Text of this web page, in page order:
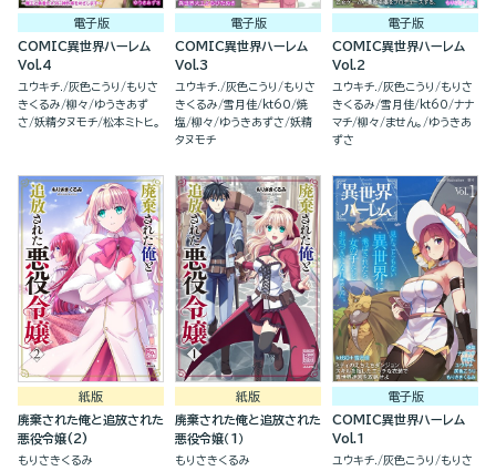
電子版
COMIC異世界ハーレム
Vol.4
ユウキチ. 灰色こうり
もりさ
きくるみ 柳々
ゆうきあず
さ 妖精タヌモチ 松本ミトヒ。
電子版
COMIC異世界ハーレム
Vol.3
ユウキチ. 灰色こうり
もりさ
きくるみ 雪月佳 kt60 焼
塩 柳々 ゆうきあずさ 妖精
タヌモチ
電子版
COMIC異世界ハーレム
Vol.2
ユウキチ. 灰色こうり
もりさ
きくるみ 雪月佳 kt60 ナナ
マチ 柳々 ません。
ゆうきあ
ずさ
紙版
廃棄された俺と追放された
悪役令嬢(2)
もりさきくるみ
紙版
廃棄された俺と追放された
悪役令嬢（1）
もりさきくるみ
電子版
COMIC異世界ハーレム
Vol.1
ユウキチ. 灰色こうり
もりさ